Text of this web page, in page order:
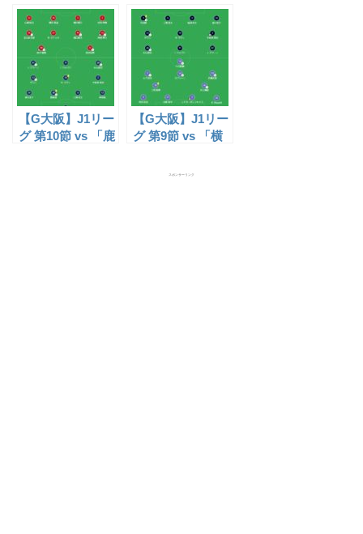
（J1）」試合レ
ポ【22/07/16】
（J1）」試合レ
ポ【23/05/03】
【G大阪】J1リー
グ 第10節 vs 「鹿
【G大阪】J1リー
グ 第9節 vs 「横
スポンサーリンク